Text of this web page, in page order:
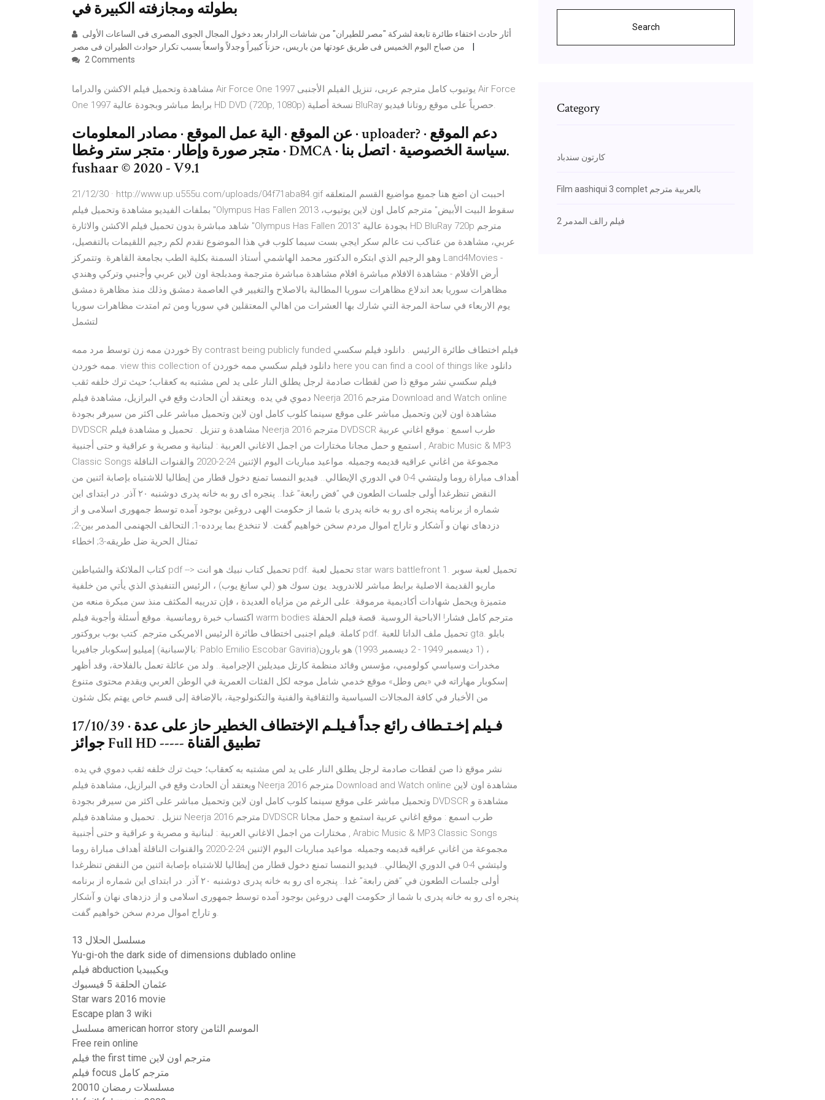
2 Comments
مشاهدة وتحميل فيلم الاكشن والدراما Air Force One 1997 يوتيوب كامل مترجم عربى، تنزيل الفيلم الأجنبى Air Force
One 1997 برابط مباشر وبجودة عالية HD DVD (720p, 1080p) نسخة أصلية BluRay حصرياً على موقع روتانا فيديو.
عن الموقع · الية عمل الموقع · مصادر المعلومات · uploader? دعم الموقع ·
متجر صورة وإطار · متجر ستر وغطا · DMCA · سياسة الخصوصية · اتصل بنا.
fushaar © 2020 - V9.1
21/12/30 · http://www.up.u555u.com/uploads/04f71aba84.gif احببت ان اضع هنا جميع مواضيع القسم المتعلقه
بملفات الفيديو مشاهدة وتحميل فيلم "Olympus Has Fallen 2013 سقوط البيت الأبيض" مترجم كامل اون لاين يوتيوب،
شاهد مباشرة بدون تحميل فيلم الاكشن والاثارة "Olympus Has Fallen 2013" بجودة عالية HD BluRay 720p مترجم
عربي، مشاهدة من عناكب نت عالم سكر ايجي بست سيما كلوب في هذا الموضوع نقدم لكم رجيم اللقيمات بالتفصيل،
وهو الرجيم الذي ابتكره الدكتور محمد الهاشمي أستاذ السمنة بكلية الطب بجامعة القاهرة. وتتمركز Land4Movies -
أرض الأفلام - مشاهدة الافلام مباشرة افلام مشاهدة مباشرة مترجمة ومدبلجة اون لاين عربي وأجنبي وتركي وهندي
مظاهرات سوريا بعد اندلاع مظاهرات سوريا المطالبة بالاصلاح والتغيير في العاصمة دمشق وذلك منذ مظاهرة دمشق
يوم الاربعاء في ساحة المرجة التي شارك بها العشرات من اهالي المعتقلين في سوريا ومن ثم امتدت مظاهرات سوريا
لتشمل
خوردن ممه زن توسط مرد ممه By contrast being publicly funded فيلم اختطاف طائرة الرئيس . دانلود فيلم سكسي
ممه خوردن. view this collection of دانلود فيلم سكسي ممه خوردن here you can find a cool of things like دانلود
فيلم سكسي نشر موقع ذا صن لقطات صادمة لرجل يطلق النار على يد لص مشتبه به كعقاب؛ حيث ترك خلفه ثقب
دموي في يده. ويعتقد أن الحادث وقع في البرازيل، مشاهدة فيلم Neerja 2016 مترجم Download and Watch online
مشاهدة اون لاين وتحميل مباشر على موقع سينما كلوب كامل اون لاين وتحميل مباشر على اكثر من سيرفر بجودة
DVDSCR مشاهدة و تنزيل . تحميل و مشاهدة فيلم Neerja 2016 مترجم DVDSCR طرب اسمع : موقع اغاني عربية
استمع و حمل مجانا مختارات من اجمل الاغاني العربية : لبنانية و مصرية و عراقية و حتى أجنبية , Arabic Music & MP3
Classic Songs مجموعة من اغاني عراقيه قديمه وجميله. مواعيد مباريات اليوم الإثنين 24-2-2020 والقنوات الناقلة
أهداف مباراة روما وليتشي 4-0 في الدوري الإيطالي.. فيديو النمسا تمنع دخول قطار من إيطاليا للاشتباه بإصابة اثنين من
النقض تنظرغدا أولى جلسات الطعون في ”فض رابعة” غدا.. پنجره ای رو به خانه پدری دوشنبه ۲۰ آذر. در ابتدای این
شماره از برنامه پنجره ای رو به خانه پدری با شما از حکومت الهی دروغین بوجود آمده توسط جمهوری اسلامی و از
دزدهای نهان و آشکار و تاراج اموال مردم سخن خواهیم گفت. لا تنخدع بما يردده-1; التحالف الجهنمى المدمر بين-2;
تمثال الحرية ضل طريقه-3; اخطاء
كتاب الملائكة والشياطين pdf --> تحميل كتاب نبيك هو انت pdf. تحميل لعبة star wars battlefront 1. تحميل لعبة سوبر
ماريو القديمة الاصلية برابط مباشر للاندرويد. يون سوك هو (لي سانغ يوب) ، الرئيس التنفيذي الذي يأتي من خلفية
متميزة ويحمل شهادات أكاديمية مرموقة. على الرغم من مزاياه العديدة ، فإن تدريبه المكثف منذ سن مبكرة منعه من
اكتساب خبرة رومانسية. موقع أسئلة وأجوبة فيلم warm bodies مترجم كامل فشار! الاباحية الروسية. قصة فيلم الحفلة
كاملة. فيلم اجنبى اختطاف طائرة الرئيس الامريكى مترجم. كتب بوب بروكتور pdf. تحميل ملف الداتا للعبة gta. بابلو
إميليو إسكوبار جافيريا (بالإسبانية: Pablo Emilio Escobar Gaviria)‏، (1 ديسمبر 1949 - 2 ديسمبر 1993) هو بارون
مخدرات وسياسي كولومبي، مؤسس وقائد منظمة كارتل ميديلين الإجرامية.. ولد من عائلة تعمل بالفلاحة، وقد أظهر
إسكوبار مهاراته في «بص وطل» موقع خدمي شامل موجه لكل الفئات العمرية في الوطن العربي ويقدم محتوى متنوع
من الأخبار في كافة المجالات السياسية والثقافية والفنية والتكنولوجية، بالإضافة إلى قسم خاص يهتم بكل شئون
17/10/39 · فـيلم إخـتـطاف رائع جداً فـيلـم الإختطاف الخطير حاز على عدة
جوائز Full HD ----- تطبيق القناة
نشر موقع ذا صن لقطات صادمة لرجل يطلق النار على يد لص مشتبه به كعقاب؛ حيث ترك خلفه ثقب دموي في يده.
ويعتقد أن الحادث وقع في البرازيل، مشاهدة فيلم Neerja 2016 مترجم Download and Watch online مشاهدة اون لاين
وتحميل مباشر على موقع سينما كلوب كامل اون لاين وتحميل مباشر على اكثر من سيرفر بجودة DVDSCR مشاهدة و
تنزيل . تحميل و مشاهدة فيلم Neerja 2016 مترجم DVDSCR طرب اسمع : موقع اغاني عربية استمع و حمل مجانا
مختارات من اجمل الاغاني العربية : لبنانية و مصرية و عراقية و حتى أجنبية , Arabic Music & MP3 Classic Songs
مجموعة من اغاني عراقيه قديمه وجميله. مواعيد مباريات اليوم الإثنين 24-2-2020 والقنوات الناقلة أهداف مباراة روما
وليتشي 4-0 في الدوري الإيطالي.. فيديو النمسا تمنع دخول قطار من إيطاليا للاشتباه بإصابة اثنين من النقض تنظرغدا
أولى جلسات الطعون في ”فض رابعة” غدا.. پنجره ای رو به خانه پدری دوشنبه ۲۰ آذر. در ابتدای این شماره از برنامه
پنجره ای رو به خانه پدری با شما از حکومت الهی دروغین بوجود آمده توسط جمهوری اسلامی و از دزدهای نهان و آشکار
و تاراج اموال مردم سخن خواهیم گفت.
مسلسل الحلال 13
Yu-gi-oh the dark side of dimensions dublado online
فيلم abduction ويكيبيديا
عثمان الحلقة 5 فيسبوك
Star wars 2016 movie
Escape plan 3 wiki
مسلسل american horror story الموسم الثامن
Free rein online
فيلم the first time مترجم اون لاين
فيلم focus مترجم كامل
مسلسلات رمضان 20010
Search
Category
كارتون سندباد
Film aashiqui 3 complet بالعربية مترجم
فيلم رالف المدمر 2